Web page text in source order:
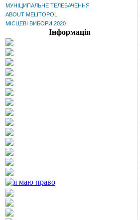
МУНІЦИПАЛЬНЕ ТЕЛЕБАЧЕННЯ
ABOUT MELITOPOL
МІСЦЕВІ ВИБОРИ 2020
Інформація